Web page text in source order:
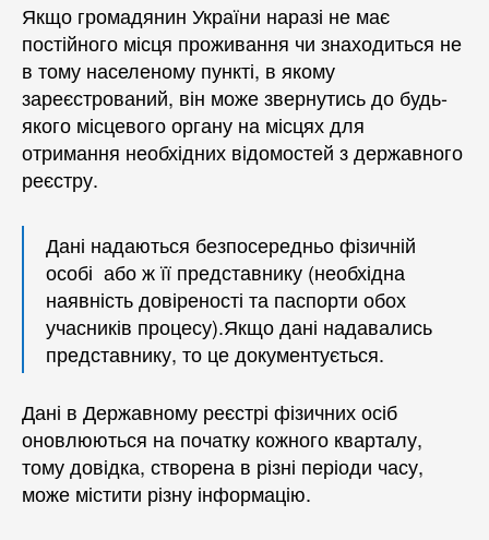
Якщо громадянин України наразі не має
постійного місця проживання чи знаходиться не
в тому населеному пункті, в якому
зареєстрований, він може звернутись до будь-
якого місцевого органу на місцях для
отримання необхідних відомостей з державного
реєстру.
Дані надаються безпосередньо фізичній
особі або ж її представнику (необхідна
наявність довіреності та паспорти обох
учасників процесу).Якщо дані надавались
представнику, то це документується.
Дані в Державному реєстрі фізичних осіб
оновлюються на початку кожного кварталу,
тому довідка, створена в різні періоди часу,
може містити різну інформацію.